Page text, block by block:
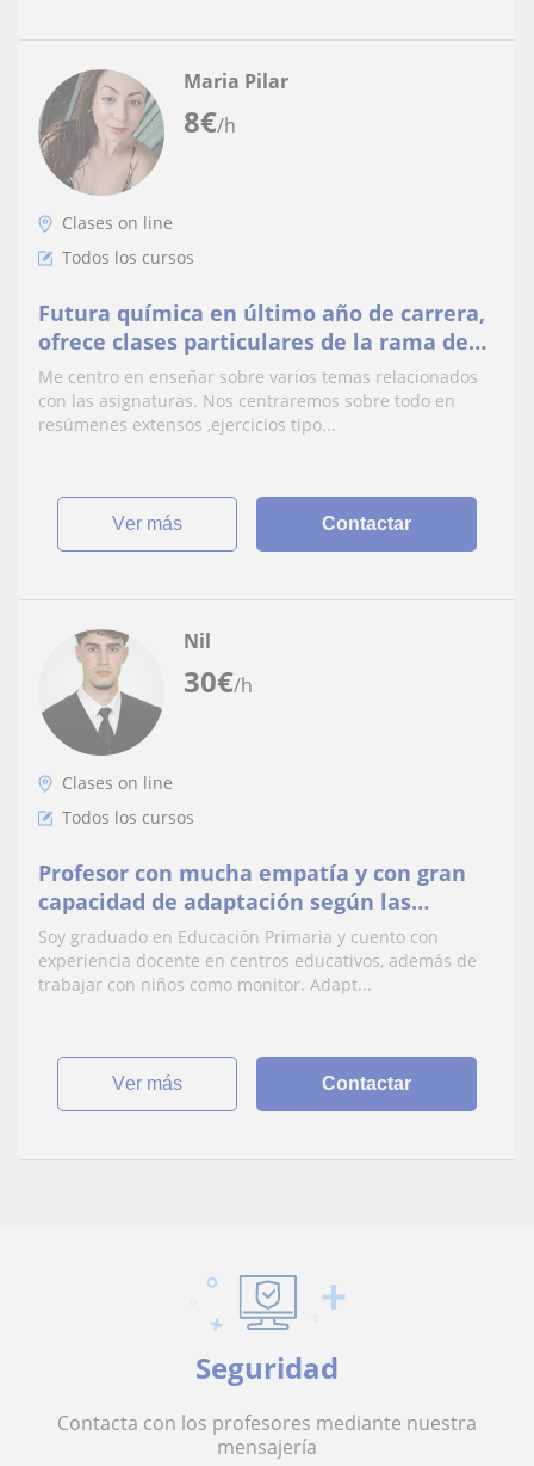
8€/h
Maria Pilar
Clases on line
Todos los cursos
Futura química en último año de carrera,
ofrece clases particulares de la rama de
ciencias ( Química, biología,
matemáticas). Me adapto totalmente a
tus necesidades y lo que es de interés
Me centro en enseñar sobre varios temas relacionados
con las asignaturas. Nos centraremos sobre todo en
resúmenes extensos ,ejercicios tipo...
ver más Contactar
30€/h
Nil
Clases on line
Todos los cursos
Profesor con mucha empatía y con gran
capacidad de adaptación según las
necesidades de los alumnos.
Soy graduado en Educación Primaria y cuento con
experiencia docente en centros educativos, además de
trabajar con niños como monitor. Adapt...
ver más Contactar
Seguridad
Contacta con los profesores mediante nuestra
mensajería